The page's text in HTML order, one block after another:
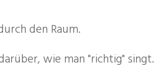
den Raum.
wie man "richtig" singt.